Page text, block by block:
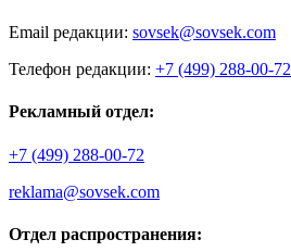
Email редакции: sovsek@sovsek.com
Телефон редакции: +7 (499) 288-00-72
Рекламный отдел:
+7 (499) 288-00-72
reklama@sovsek.com
Отдел распространения: